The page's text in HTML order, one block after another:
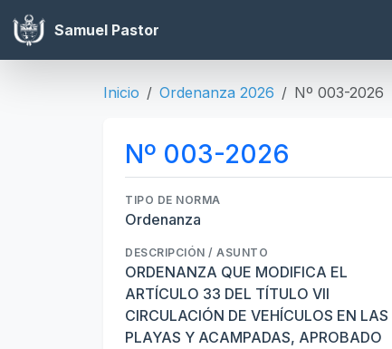
Samuel Pastor
Inicio Ordenanza 2026 Nº 003-2026
Nº 003-2026
TIPO DE NORMA
Ordenanza
DESCRIPCIÓN / ASUNTO
ORDENANZA QUE MODIFICA EL
ARTÍCULO 33 DEL TÍTULO VII
CIRCULACIÓN DE VEHÍCULOS EN LAS
PLAYAS Y ACAMPADAS, APROBADO